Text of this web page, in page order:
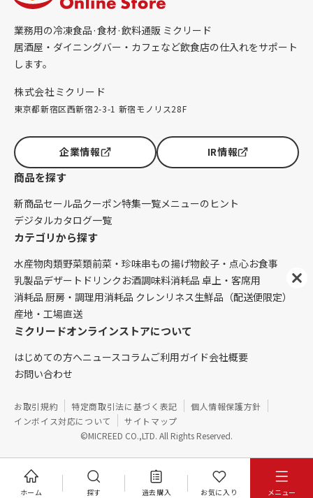
ホーム 探す 過去購入 お気に入り メニュー
業務用の冷凍食品·食材·飲料通販 ミクリード
居酒屋・ダイニングバー・カフェなど飲食店の仕入れをサポート
します。
株式会社ミクリード
東京都新宿区西新宿2-3-1 新宿モノリス28F
企業情報 IR情報
商品を探す
新商品セール品クーポン特集一覧メニューのヒント
デジタルカタログ一覧
カテゴリから探す
水産物肉類野菜類前菜・珍味串もの揚げ物餃子・点心お食事
乳製品デザート ドリンク お酒調味料消耗品 卓上・客席用
消耗品 厨房・調理用消耗品 クレンリネス生鮮品（配送便限定）
産地・工場直送
ミクリードオンラインストアについて
はじめての方へニュースコラムご利用ガイド会社概要
お問い合わせ
©MICREED CO.,LTD. All Rights Reserved.
お取引規約 特定商取引法に基づく表記
個人情報保護方針
インボイス対応について
サイトマップ